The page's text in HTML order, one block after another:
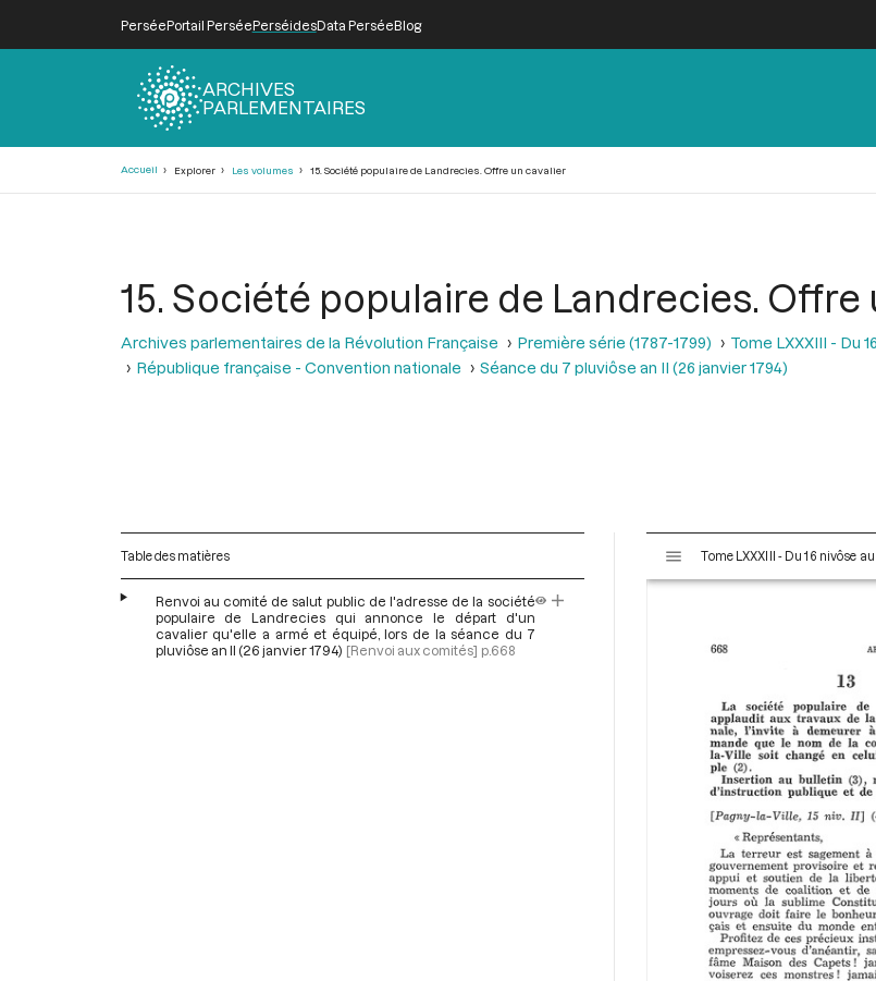
PerséePortail PerséePerséidesData PerséeBlog
ARCHIVES
PARLEMENTAIRES
Accueil Explorer Les volumes 15. Société populaire de Landrecies. Offre un cavalier
15. Société populaire de Landrecies.
Archives parlementaires de la Révolution Française Première série (1787-1799)
Tome LXXXIII - Du
République française - Convention nationale
Séance du 7 pluviôse an II (26 janvier 1794)
Table des matières
Renvoi au comité de salut public de l'adresse de la société
populaire de Landrecies qui annonce le départ d'un
cavalier qu'elle a armé et équipé, lors de la séance du 7
pluviôse an II (26 janvier 1794) [Renvoi aux comités] p.668
s
Tome LXXXIII - Du 16 nivôse